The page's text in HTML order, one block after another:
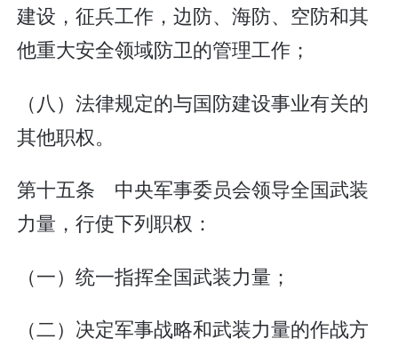
建设，征兵工作，边防、海防、空防和其
他重大安全领域防卫的管理工作；
（八）法律规定的与国防建设事业有关的
其他职权。
第十五条 中央军事委员会领导全国武装
力量，行使下列职权：
（一）统一指挥全国武装力量；
（二）决定军事战略和武装力量的作战方